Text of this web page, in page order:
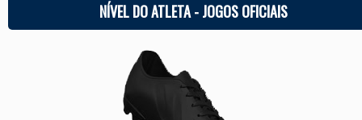
NÍVEL DO ATLETA - JOGOS OFICIAIS